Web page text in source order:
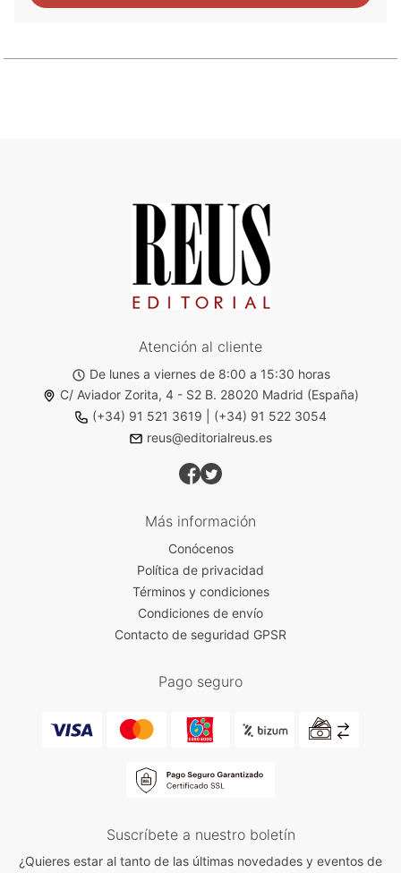
Atención al cliente
De lunes a viernes de 8:00 a 15:30 horas
C/ Aviador Zorita, 4 - S2 B. 28020 Madrid (España)
(+34) 91 521 3619
(+34) 91 522 3054
reus@editorialreus.es
Más información
Conócenos
Política de privacidad
Términos y condiciones
Condiciones de envío
Contacto de seguridad GPSR
Pago seguro
Suscríbete a nuestro boletín
¿Quieres estar al tanto de las últimas novedades y eventos de